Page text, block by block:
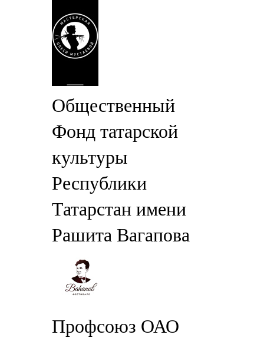
Общественный
Фонд татарской
культуры
Республики
Татарстан имени
Рашита Вагапова
Профсоюз ОАО